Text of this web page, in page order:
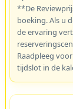
**De
boeking. Als u
de ervaring
Raadpleeg
tijdslot in de